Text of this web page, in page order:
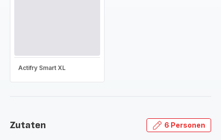
Actifry Smart XL
Zutaten 6 Personen